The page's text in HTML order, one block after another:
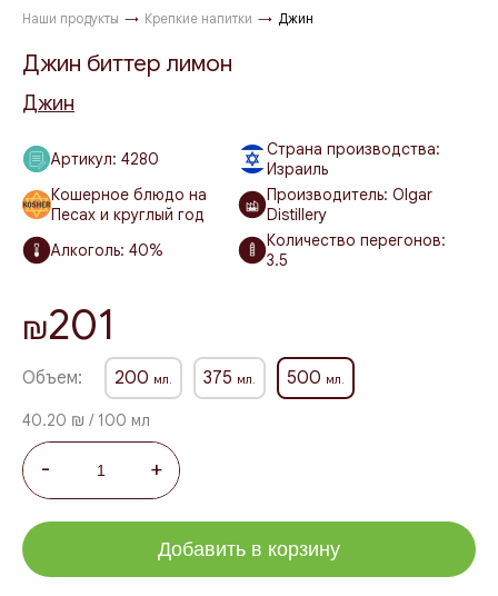
Наши продукты → Крепкие напитки → Джин
Джин биттер лимон
Джин
Артикул: 4280
Страна производства:
Израиль
Кошерное блюдо на
Песах и круглый год
Производитель: Olgar
Distillery
Алкоголь: 40%
Количество перегонов:
3.5
Объем: 500 мл.
375 мл.
200 мл.
40.20 ₪ / 100 мл
₪201
- +
Добавить в корзину